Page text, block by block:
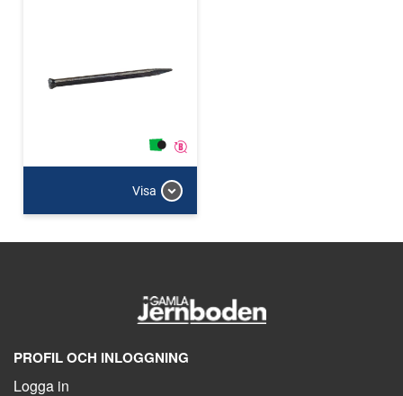
Visa
PROFIL OCH INLOGGNING
Logga in